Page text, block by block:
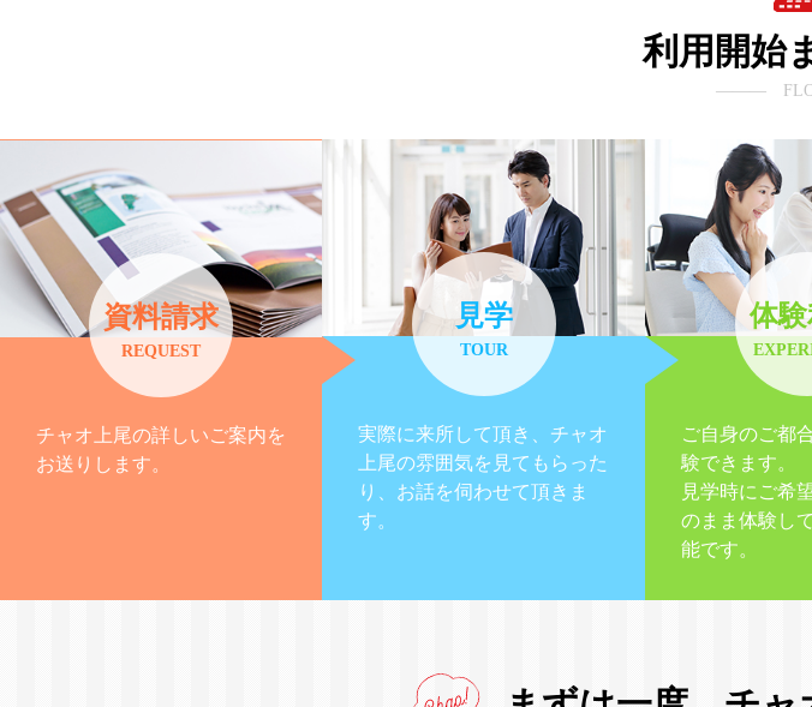
利用開始
―――
資料請求
REQUEST
チャオ上尾の詳しいご案内を
お送りします。
見学
TOUR
実際に来所して頂き、チャオ
上尾の雰囲気を見てもらった
り、お話を伺わせて頂きま
す。
体験
ご自身のご都
験できます。
見学時にご希
のまま体験し
能です。